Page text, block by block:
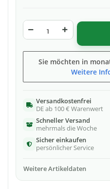
Sie möchten in
Weitere
Versandkostenfrei
DE ab 100 € Warenwert
Schneller Versand
mehrmals die Woche
Sicher einkaufen
persönlicher Service
Weitere Artikeldaten